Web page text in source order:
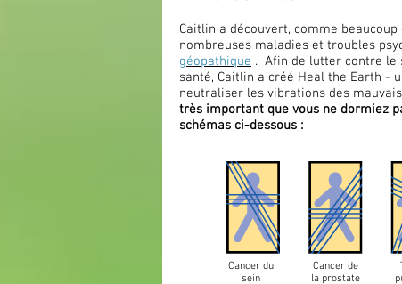
Caitlin a découvert, comme
nombreuses maladies et troubles
géopathique . Afin de lutter contre le
santé, Caitlin a créé Heal the Earth -
neutraliser les vibrations des
très important que vous ne dormiez
schémas ci-dessous :
Cancer du
sein
Cancer de
la prostate